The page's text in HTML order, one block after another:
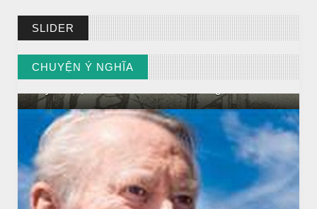
SLIDER
CHUYỆN Ý NGHĨA
// VIEW MORE BY CHUYỆN Ý NGHĨA
CHUYỆN Ý NGHĨA
NGƯỜI GIÀU THỰC SỰ